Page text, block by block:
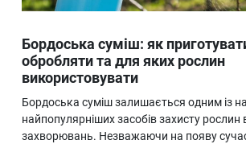
Бордоська суміш: як
обробляти та для яких рослин
використовувати
Бордоська суміш залишається одним із
найпопулярніших засобів захисту рослин
захворювань. Незважаючи на появу